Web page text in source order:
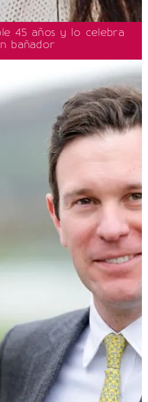
45 años y lo celebra
bañador